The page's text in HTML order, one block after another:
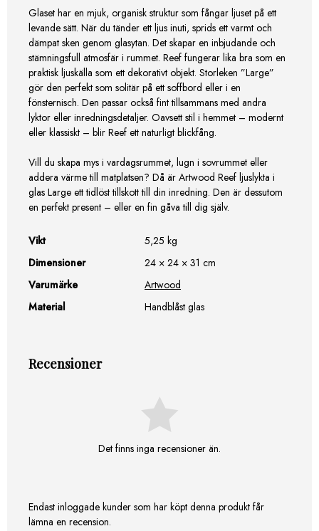
Glaset har en mjuk, organisk struktur som fångar ljuset på ett
levande sätt. När du tänder ett ljus inuti, sprids ett varmt och
dämpat sken genom glasytan. Det skapar en inbjudande och
stämningsfull atmosfär i rummet. Reef fungerar lika bra som en
praktisk ljuskälla som ett dekorativt objekt. Storleken ”Large”
gör den perfekt som solitär på ett soffbord eller i en
fönsternisch. Den passar också fint tillsammans med andra
lyktor eller inredningsdetaljer. Oavsett stil i hemmet – modernt
eller klassiskt – blir Reef ett naturligt blickfång.
Vill du skapa mys i vardagsrummet, lugn i sovrummet eller
addera värme till matplatsen? Då är Artwood Reef ljuslykta i
glas Large ett tidlöst tillskott till din inredning. Den är dessutom
en perfekt present – eller en fin gåva till dig själv.
Vikt
5,25 kg
Dimensioner
24 × 24 × 31 cm
Varumärke
Artwood
Material
Handblåst glas
Recensioner
Det finns inga recensioner än.
Endast inloggade kunder som har köpt denna produkt får
lämna en recension.